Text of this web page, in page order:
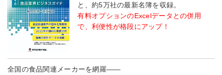
と、約5万社の最新名簿を収録。
有料オプションのExcelデータとの併用
で、利便性が格段にアップ！
全国の食品関連メーカーを網羅――